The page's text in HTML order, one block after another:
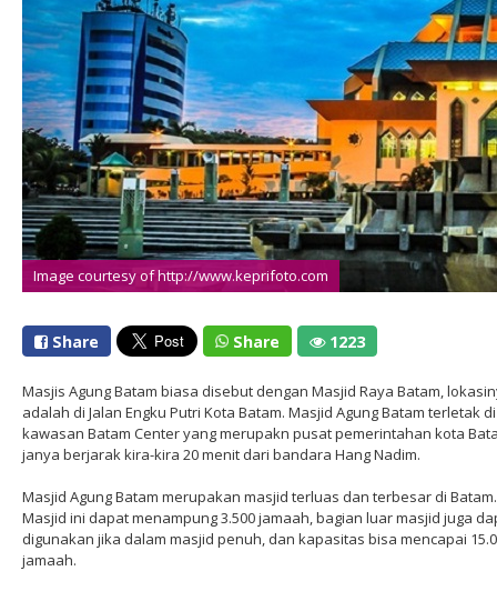
Image courtesy of http://www.keprifoto.com
Share Share 1223
Masjis Agung Batam biasa disebut dengan Masjid Raya Batam,
adalah di Jalan Engku Putri Kota Batam. Masjid Agung Batam terletak di
kawasan Batam Center yang merupakn pusat pemerintahan kota
janya berjarak kira-kira 20 menit dari bandara Hang Nadim.
Masjid Agung Batam merupakan masjid terluas dan terbesar di Batam.
Masjid ini dapat menampung 3.500 jamaah, bagian luar masjid juga
digunakan jika dalam masjid penuh, dan kapasitas bisa mencapai
jamaah.